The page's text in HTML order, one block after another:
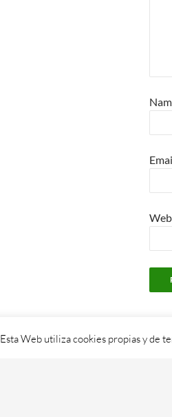
Esta Web utiliza cookies propias y de